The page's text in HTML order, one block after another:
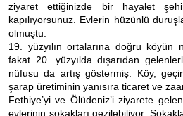
ziyaret ettiğinizde bir hayalet
kapılıyorsunuz. Evlerin hüzünlü
olmuştu.
19. yüzyılın ortalarına doğru köyün
fakat 20. yüzyılda dışarıdan
nüfusu da artış göstermiş. Köy,
şarap üretiminin yanısıra ticaret ve
Fethiye’yi ve Ölüdeniz’i ziyarete
evlerinin sokakları gezilebiliyor.